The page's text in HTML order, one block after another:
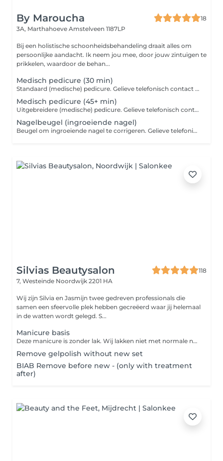
By Maroucha
18
3A, Marthahoeve Amstelveen 1187LP
Bij een holistische schoonheidsbehandeling draait alles om
persoonlijke aandacht. Ik neem jou mee, door jouw zintuigen te
prikkelen, waardoor de behan...
Medisch pedicure (30 min)
Standaard (medische) pedicure. Gelieve telefonisch contact op te nemen, voor het maken van een afspraak
Medisch pedicure (45+ min)
Uitgebreidere (medische) pedicure. Gelieve telefonisch contact op te nemen, voor het maken van een afspraak
Nagelbeugel (ingroeiende nagel)
Beugel om ingroeiende nagel te corrigeren. Gelieve telefonisch contact op te nemen, voor het maken van een afspraak
Silvias Beautysalon
118
7, Westeinde Noordwijk 2201 HA
Wij zijn Silvia en Jasmijn twee gedreven professionals die
samen een sfeervolle plek hebben gecreëerd waar jij helemaal
in de watten wordt gelegd. S...
Manicure basis
Deze manicure is zonder lak. Wij lakken niet met normale nagellak.
Remove gelpolish without new set
BIAB Remove before new - (only with treatment
after)